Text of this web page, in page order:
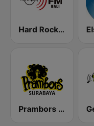
Hard Rock FM 87.8 - Bali
Prambors FM 89.3 Surabaya